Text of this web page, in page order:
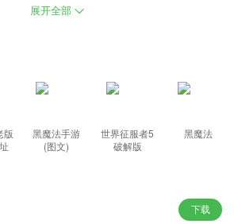
版亮点
是在附近玩耍。
，带您享受世界的终极体验，享受冒险的
物并随意销毁。
自由的弹药选择，而且还可以选择不同的
展开全部
版
黑魔法手游
(图文)
世界征服者5
破解版
黑魔法
下载